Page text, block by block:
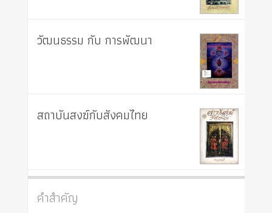
วัฒนธรรม กับ การพัฒนา
สถาบันสงฆ์กับสังคมไทย
คำสำคัญ